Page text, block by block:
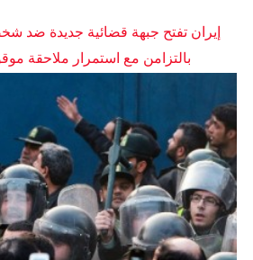
إيران تفتح جبهة قضائية جديدة ضد
بالتزامن مع استمرار ملاحقة